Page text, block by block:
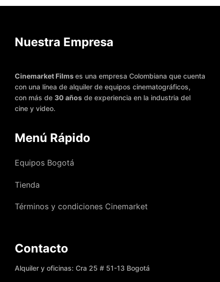
Ver más Ver más
Nuestra Empresa
Cinemarket Filmses una empresa Colombiana que cuenta
con una línea de alquiler de equipos cinematográficos,
con más de 30 años de experiencia en la industria del
cine y video.
Menú Rápido
Equipos Bogotá
Tienda
Términos y condiciones Cinemarket
Contacto
Alquiler y oficinas: Cra 25 # 51-13 Bogotá